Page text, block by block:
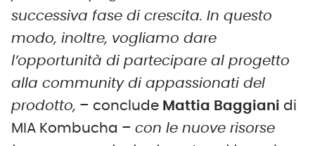
successiva fase di crescita. In questo
modo, inoltre, vogliamo dare
l’opportunità di partecipare al progetto
alla community di appassionati del
prodotto, – conclude Mattia Baggiani di
MIA Kombucha – con le nuove risorse